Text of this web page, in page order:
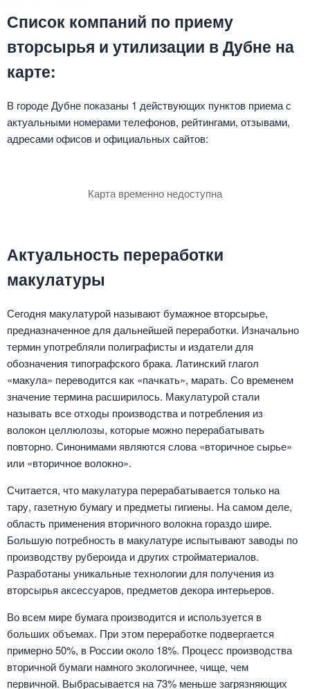
Список компаний по приему
вторсырья и утилизации в Дубне на
карте:
В городе Дубне показаны 1 действующих пунктов приема с
актуальными номерами телефонов, рейтингами, отзывами,
адресами офисов и официальных сайтов:
Карта временно недоступна
Актуальность переработки
макулатуры
Сегодня макулатурой называют бумажное вторсырье,
предназначенное для дальнейшей переработки. Изначально
термин употребляли полиграфисты и издатели для
обозначения типографского брака. Латинский глагол
«макула» переводится как «пачкать», марать. Со временем
значение термина расширилось. Макулатурой стали
называть все отходы производства и потребления из
волокон целлюлозы, которые можно перерабатывать
повторно. Синонимами являются слова «вторичное сырье»
или «вторичное волокно».
Считается, что макулатура перерабатывается только на
тару, газетную бумагу и предметы гигиены. На самом деле,
область применения вторичного волокна гораздо шире.
Большую потребность в макулатуре испытывают заводы по
производству рубероида и других стройматериалов.
Разработаны уникальные технологии для получения из
вторсырья аксессуаров, предметов декора интерьеров.
Во всем мире бумага производится и используется в
больших объемах. При этом переработке подвергается
примерно 50%, в России около 18%. Процесс производства
вторичной бумаги намного экологичнее, чище, чем
первичной. Выбрасывается на 73% меньше загрязняющих